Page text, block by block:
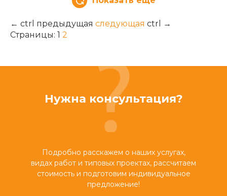
← ctrl предыдущая следующая ctrl
→
Страницы: 1 2
Нужна консультация?
Подробно расскажем о наших услугах,
видах работ и типовых проектах, рассчитаем
стоимость и подготовим индивидуальное
предложение!